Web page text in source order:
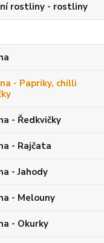
rostliny - rostliny
- Papriky, chilli
- Ředkvičky
- Rajčata
- Jahody
- Melouny
- Okurky